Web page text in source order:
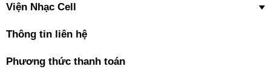
Viện Nhạc Cell
Thông tin liên hệ
Phương thức thanh toán